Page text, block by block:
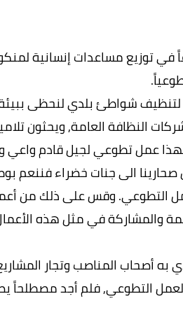
توزيع مساعدات إنسانية
شواطئ بلدي لنحظى ببيئة
النظافة العامة, ويحثون
عمل تطوعي لجيل قادم
الى جنات خضراء فننعم
التطوعي. وقس على ذلك من
والمشاركة في مثل هذه
به أصحاب المناصب وتجار
التطوعي, فلم أجد مصطلحاً